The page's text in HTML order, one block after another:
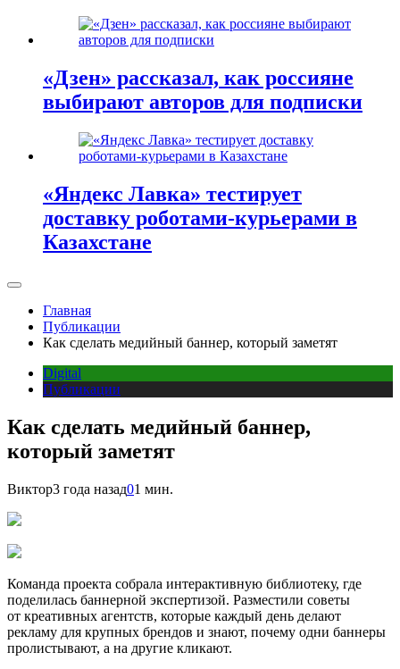
«Дзен» рассказал, как россияне
выбирают авторов для подписки
«Яндекс Лавка» тестирует
доставку роботами-курьерами в
Казахстане
Главная
Публикации
Как сделать медийный баннер, который заметят
Digital
Публикации
Как сделать медийный баннер,
который заметят
Виктор3 года назад01 мин.
Команда проекта собрала интерактивную библиотеку, где
поделилась баннерной экспертизой. Разместили советы
от креативных агентств, которые каждый день делают
рекламу для крупных брендов и знают, почему одни баннеры
пролистывают, а на другие кликают.